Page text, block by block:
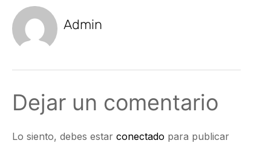
Admin
Dejar un comentario
Lo siento, debes estar conectado para publicar